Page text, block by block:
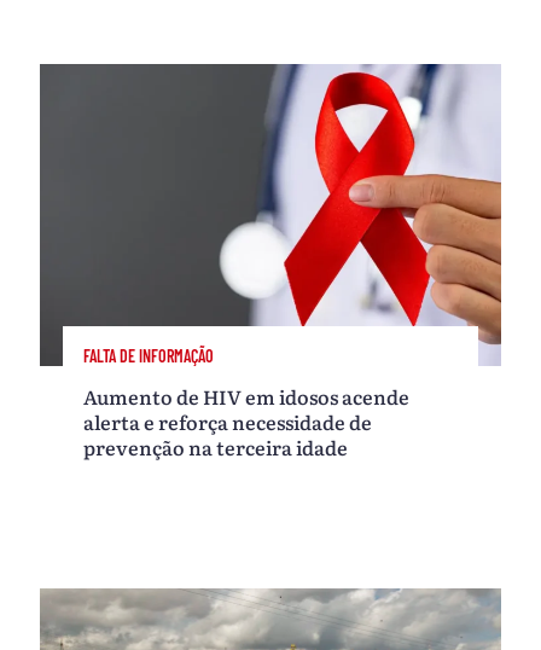
FALTA DE INFORMAÇÃO
Aumento de HIV em idosos acende
alerta e reforça necessidade de
prevenção na terceira idade